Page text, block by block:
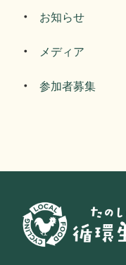
お知らせ
メディア
参加者募集